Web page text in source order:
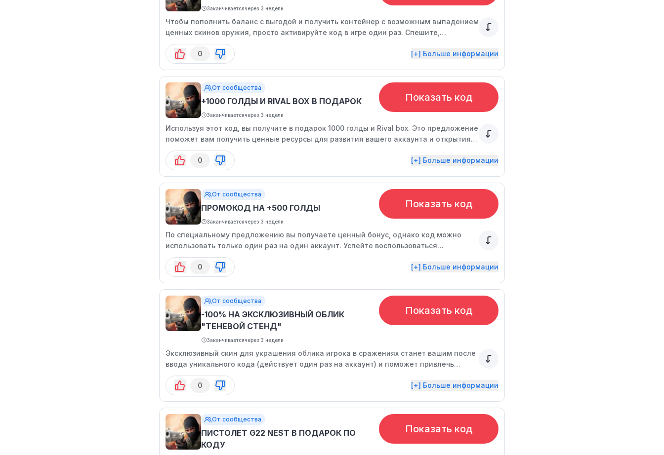
Заканчиваетсячерез 3 недели
Чтобы пополнить баланс с выгодой и получить контейнер с возможным выпадением
ценных скинов оружия, просто активируйте код в игре один раз. Спешите,
предложение ограничено.
0
[+] Больше информации
От сообщества
+1000 ГОЛДЫ И RIVAL BOX В ПОДАРОК
Заканчиваетсячерез 3 недели
Показать код
Используя этот код, вы получите в подарок 1000 голды и Rival box. Это предложение
поможет вам получить ценные ресурсы для развития вашего аккаунта и открытия
редких предметов, не тратя дополнительных средств. Обратите внимание, что
действие кода может быть прекращено раньше запланированного времени.
0 [+] Больше информации
От сообщества
ПРОМОКОД НА +500 ГОЛДЫ
Заканчиваетсячерез 3 недели
Показать код
По специальному предложению вы получаете ценный бонус, однако код можно
использовать только один раз на один аккаунт. Успейте воспользоваться
специальным предложением, так как оно может закончиться досрочно.
0
[+] Больше информации
От сообщества
-100% НА ЭКСКЛЮЗИВНЫЙ ОБЛИК
"ТЕНЕВОЙ СТЕНД"
Заканчиваетсячерез 3 недели
Показать код
Эксклюзивный скин для украшения облика игрока в сражениях станет вашим после
ввода уникального кода (действует один раз на аккаунт) и поможет привлечь
внимание своим стильным и уникальным внешним видом среди остальных
участников. Не упустите возможность, так как действие специального предложения
ограничено.
0 [+] Больше информации
От сообщества
ПИСТОЛЕТ G22 NEST В ПОДАРОК ПО
КОДУ
Показать код